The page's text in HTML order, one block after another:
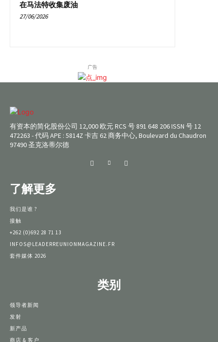
在马法特收集废油
27/06/2026
广告
有资本的简化股份公司 12,000 欧元 RCS 号 891 648 206 ISSN 号 12
472263 - 代码 APE : 5814Z 卡吉 62 商务中心, Boulevard du Chaudron
97490 圣克洛蒂尔德
了解更多
我们是谁 ?
接触
+262 (0)692 28 71 13
INFOS@LEADERREUNIONMAGAZINE.FR
套件媒体 2026
类别
领导者新闻
发射
新产品
商店 & 客户